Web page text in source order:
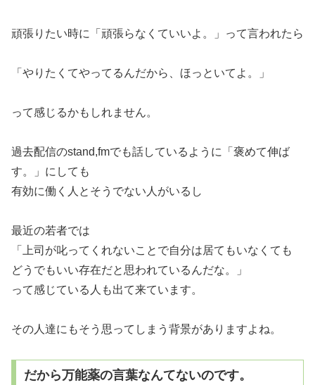
頑張りたい時に「頑張らなくていいよ。」って言われたら
「やりたくてやってるんだから、ほっといてよ。」
って感じるかもしれません。
過去配信のstand,fmでも話しているように「褒めて伸ば
す。」にしても
有効に働く人とそうでない人がいるし
最近の若者では
「上司が叱ってくれないことで自分は居てもいなくても
どうでもいい存在だと思われているんだな。」
って感じている人も出て来ています。
その人達にもそう思ってしまう背景がありますよね。
だから万能薬の言葉なんてないのです。